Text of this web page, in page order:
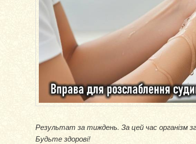
Результат за тиждень. За цей час організм
Будьте здорові!